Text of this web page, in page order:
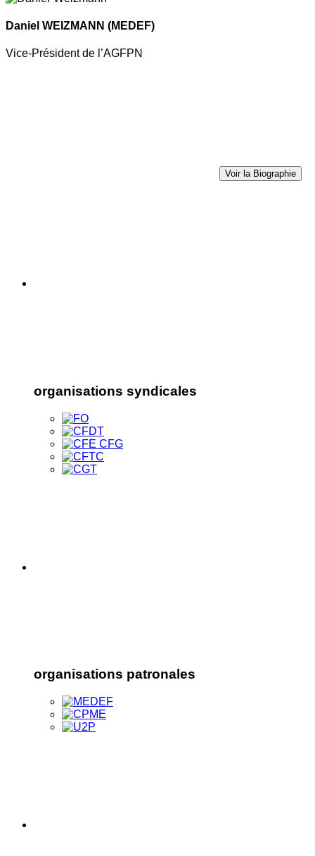
Daniel WEIZMANN (MEDEF)
Vice-Président de l’AGFPN
Voir la Biographie
organisations syndicales
organisations patronales